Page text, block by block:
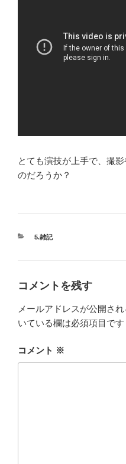
とても演技が上手で、撮
のだろうか？
カ
5.雑記
コメントを残す
メールアドレスが公開さ
いている欄は必須項目です
コメント ※